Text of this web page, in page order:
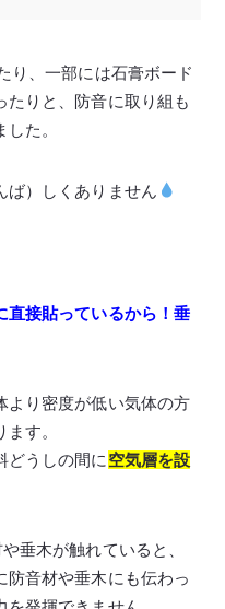
り、一部には石膏ボード
りと、防音に取り組も
た。
ば）しくありません
直接貼っているから！垂
より密度が低い気体の方
す。
どうしの間に 空気層を設
垂木が触れていると、
音材や垂木にも伝わっ